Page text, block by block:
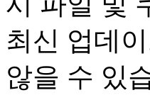
최신 업데
않을 수 있